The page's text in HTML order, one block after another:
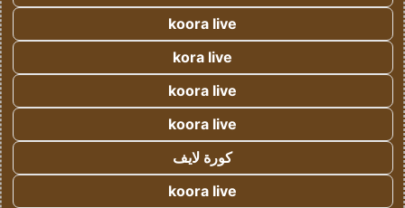
koora live
kora live
koora live
koora live
كورة لايف
koora live